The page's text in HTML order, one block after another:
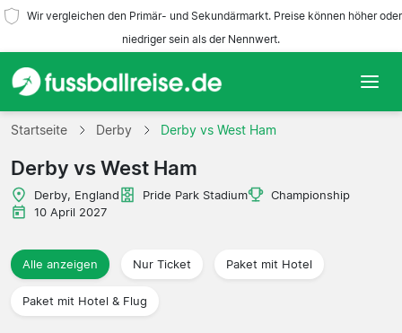
Wir vergleichen den Primär- und Sekundärmarkt. Preise können höher oder
niedriger sein als der Nennwert.
Startseite
Mannschaften
Ligen
Reisebüros
Startseite Derby Derby vs West Ham
Derby vs West Ham
Derby, England Pride Park Stadium
Championship
10 April 2027
Alle anzeigen Nur Ticket Paket mit Hotel
Paket mit Hotel & Flug